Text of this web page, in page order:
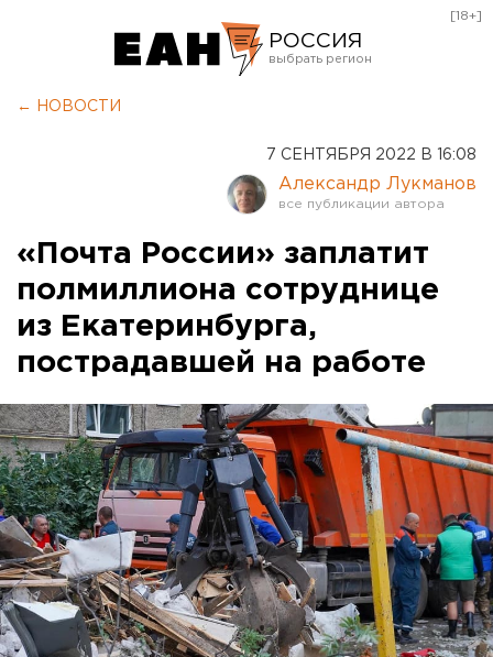
РОССИЯ
Оренбург
[18+]
← НОВОСТИ
7 СЕНТЯБРЯ 2022 В 16:08
Александр Лукманов
«Почта России» заплатит
полмиллиона сотруднице
из Екатеринбурга,
пострадавшей на работе